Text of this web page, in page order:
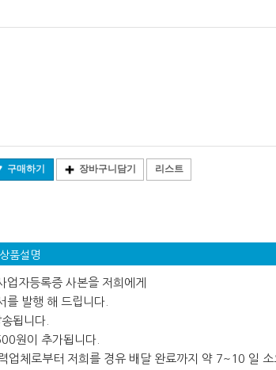
구매하기 장바구니담기 리스트
상품설명
자등록증 사본을 저희에게
발행 해 드립니다.
됩니다.
원이 추가됩니다.
업체로부터 저희를 경유 배달 완료까지 약 7~10 일 소